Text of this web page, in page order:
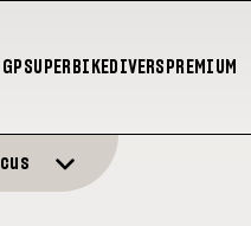
SUPERBIKEDIVERS PREMIUM